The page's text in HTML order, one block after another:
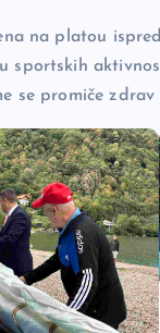
na platou
sportskih
se promiče